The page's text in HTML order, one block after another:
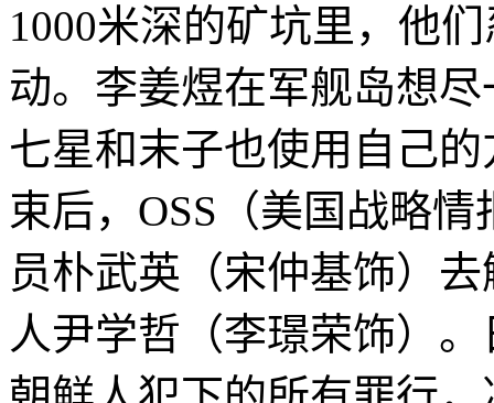
1000米深的矿坑里，他
动。李姜煜在军舰岛想
七星和末子也使用自己
束后，OSS（美国战略
员朴武英（宋仲基饰）
人尹学哲（李璟荣饰）